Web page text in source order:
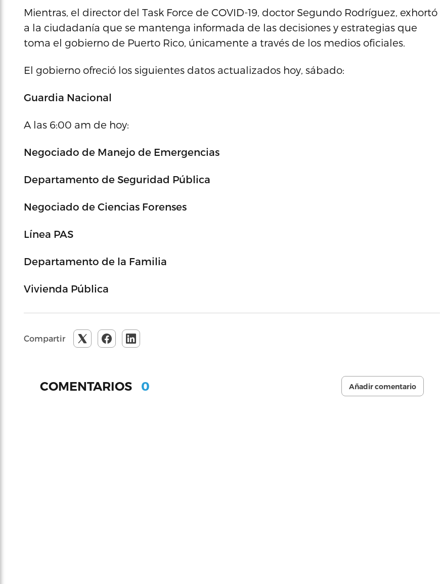
Mientras, el director del Task Force de COVID-19, doctor Segundo Rodríguez, exhortó
a la ciudadanía que se mantenga informada de las decisiones y estrategias que
toma el gobierno de Puerto Rico, únicamente a través de los medios oficiales.
El gobierno ofreció los siguientes datos actualizados hoy, sábado:
Guardia Nacional
A las 6:00 am de hoy:
Negociado de Manejo de Emergencias
Departamento de Seguridad Pública
Negociado de Ciencias Forenses
Línea PAS
Departamento de la Familia
Vivienda Pública
Compartir
COMENTARIOS 0 Añadir comentario